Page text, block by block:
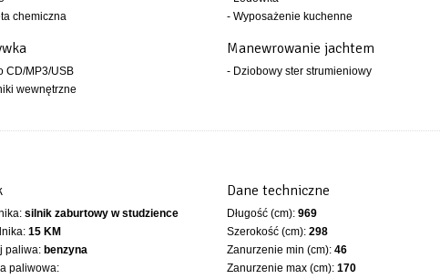
chemiczna
CD/MP3/USB
wewnętrzne
- Wyposażenie kuchenne
Manewrowanie jachtem
- Dziobowy ster strumieniowy
silnik zaburtowy w studzience
15 KM
paliwa: benzyna
paliwowa:
Dane techniczne
Długość (cm): 969
Szerokość (cm): 298
Zanurzenie min (cm): 46
Zanurzenie max (cm): 170